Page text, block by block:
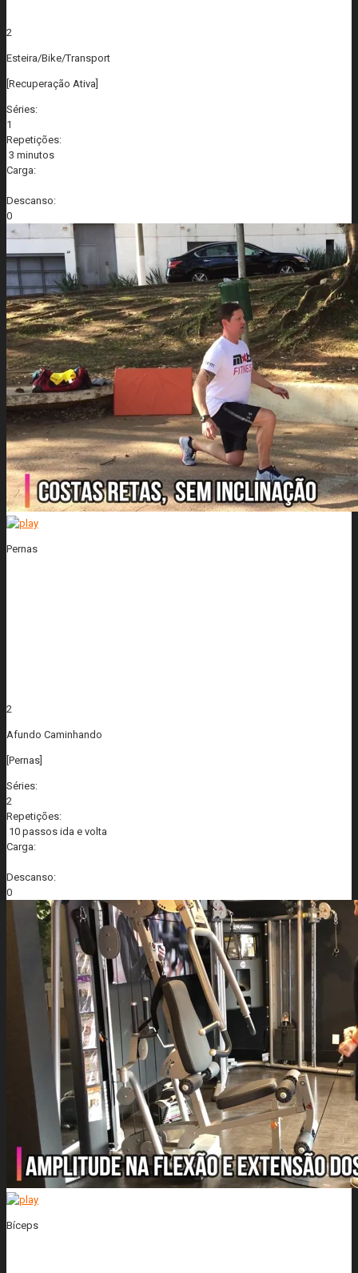
2
Esteira/Bike/Transport
[Recuperação Ativa]
Séries:
1
Repetições:
3 minutos
Carga:
Descanso:
0
Pernas
2
Afundo Caminhando
[Pernas]
Séries:
2
Repetições:
10 passos ida e volta
Carga:
Descanso:
0
Bíceps